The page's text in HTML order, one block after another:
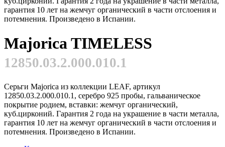
гарантия 10 лет на жемчуг органический в части отслоения и
потемнения. Произведено в Испании.
Majorica TIMELESS
12850.03.2.000.010.1
Серьги Majorica из коллекции LEAF, артикул
12850.03.2.000.010.1, серебро 925 пробы, гальваническое
покрытие родием, вставки: жемчуг органический,
куб.цирконий. Гарантия 2 года на украшение в части металла,
гарантия 10 лет на жемчуг органический в части отслоения и
потемнения. Произведено в Испании.